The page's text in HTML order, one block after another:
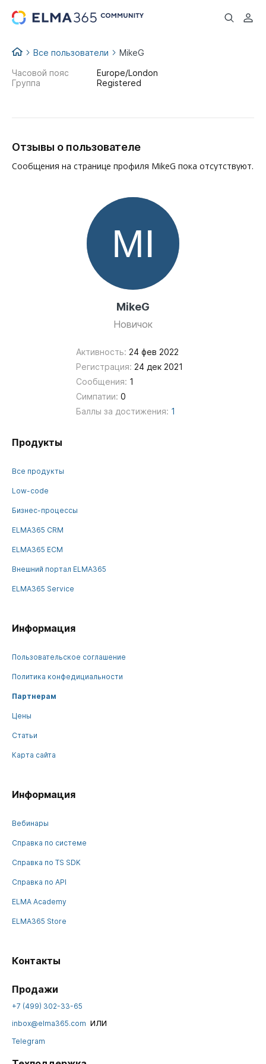
...
Все пользователи MikeG
MikeG
Новичок
Активность: 24 фев 2022
Регистрация: 24 дек 2021
Сообщения: 1
Симпатии: 0
Баллы за достижения: 1
Часовой пояс
Europe/London
Группа
Registered
Отзывы о пользователе
Сообщения на странице профиля MikeG пока отсутствуют.
Продукты
Все продукты
Low-code
Бизнес-процессы
ELMA365 CRM
ELMA365 ECM
Внешний портал ELMA365
ELMA365 Service
Информация
Пользовательское соглашение
Политика конфедициальности
Партнерам
Цены
Статьи
Карта сайта
Информация
Вебинары
Справка по системе
Справка по TS SDK
Справка по API
ELMA Academy
ELMA365 Store
Контакты
Продажи
+7 (499) 302-33-65
inbox@elma365.com или
Telegram